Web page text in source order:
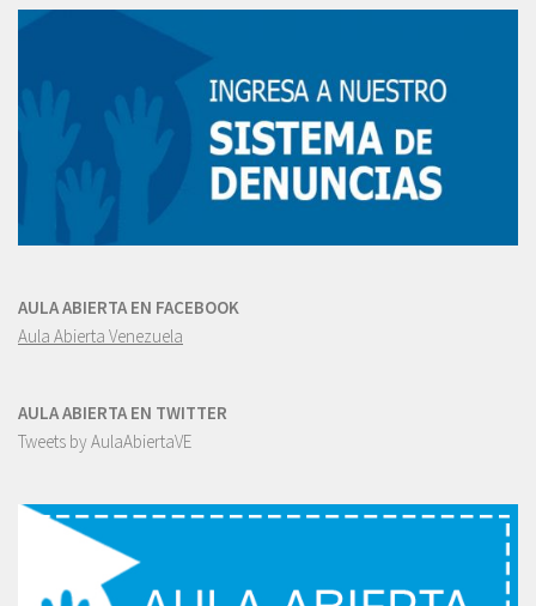
AULA ABIERTA EN FACEBOOK
Aula Abierta Venezuela
AULA ABIERTA EN TWITTER
Tweets by AulaAbiertaVE